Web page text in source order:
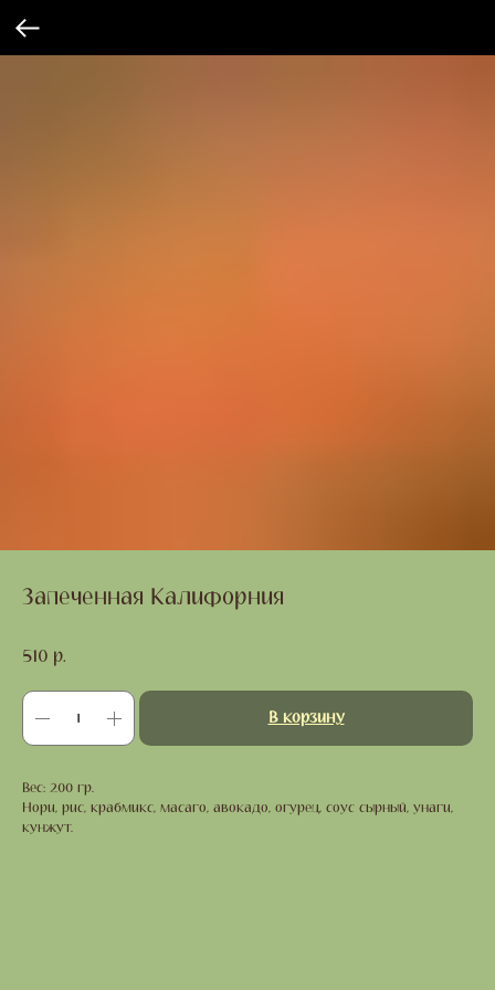
Запеченная Калифорния
510 р.
В корзину
Вес: 200 гр.
Нори, рис, крабмикс, масаго, авокадо, огурец, соус сырный, унаги,
кунжут.